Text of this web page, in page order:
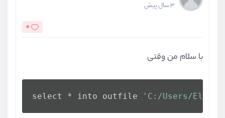
3 سال پیش
0
با سلام من وقتی
select * into outfile 'C:/Users/